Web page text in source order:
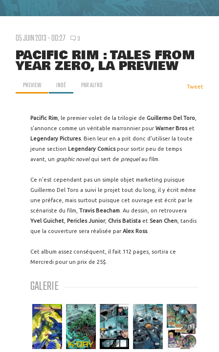
05 JUIN 2013 - 00:27 3
PACIFIC RIM : TALES FROM
YEAR ZERO, LA PREVIEW
PREVIEW INDÉ PARALFRO Tweet
Pacific Rim , le premier volet de la trilogie de Guillermo Del Toro
s'annonce comme un véritable marronnier pourWarner Broset
Legendary Pictures. Bien leur en a prit donc d'utiliser la toute
jeune section Legendary Comicspour sortir peu de temps
avant, un graphic novel qui sert de prequelau film.
Ce n'est cependant pas un simple objet marketing puisque
Guillermo Del Toro a suivi le projet tout du long, il y écrit même
une préface, mais surtout puisque cet ouvrage est écrit par le
scénariste du film, Travis Beacham . Au dessin, on retrouvera
Yvel Guichet Pericles Junior, Chris Batista et Sean Chen , tandis
que la couverture sera réalisée parAlex Ross.
Cet album assez conséquent, il fait 112 pages, sortira ce
Mercredi pour un prix de 25$.
GALERIE